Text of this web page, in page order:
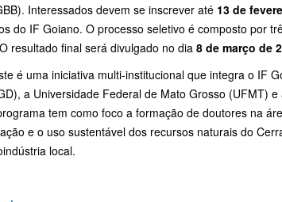
Interessados devem se inscrever até 13 de
do IF Goiano. O processo seletivo é composto por
resultado final será divulgado no dia 8 de março de
é uma iniciativa multi-institucional que integra o IF
a Universidade Federal de Mato Grosso (UFMT)
tem como foco a formação de doutores na
e o uso sustentável dos recursos naturais do
local.